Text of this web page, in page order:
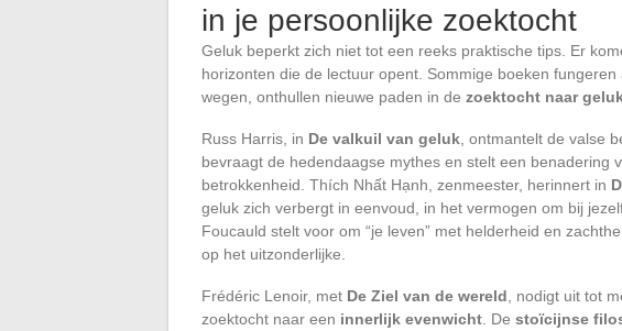
in je persoonlijke zoektocht
Geluk beperkt zich niet tot een reeks praktische tips. Er
horizonten die de lectuur opent. Sommige boeken
wegen, onthullen nieuwe paden in de zoektocht naar
Russ Harris, in De valkuil van geluk , ontmantelt de valse
bevraagt de hedendaagse mythes en stelt een benadering
betrokkenheid. Thích Nhất Hạnh, zenmeester, herinnert in
geluk zich verbergt in eenvoud, in het vermogen om bij
Foucauld stelt voor om “je leven” met helderheid en
op het uitzonderlijke.
Frédéric Lenoir, met De Ziel van de wereld , nodigt uit tot
zoektocht naar een innerlijk evenwicht . De stoïcijnse